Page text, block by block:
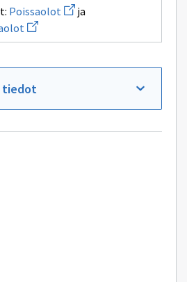
Poissaolot Avaa
uuden
sivulle
ja
Avaa
uuden
ikkunan
Sairauspoissaolot
tiedot